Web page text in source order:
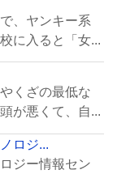
、ヤンキー系
に入ると「女...
くざの最低な
が悪くて、自...
ロジ...
ジー情報セン